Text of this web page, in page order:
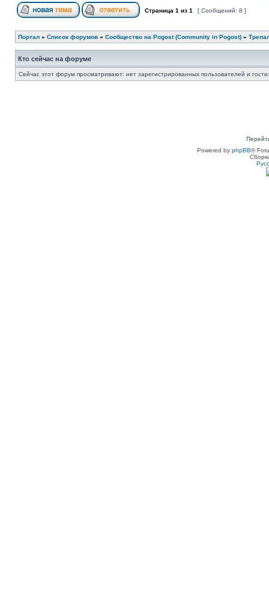
Страница 1 из 1 [ Сообщений: 8 ]
Портал » Список форумов » Сообщество на Pogost (Community in Pogost) »
Кто сейчас на форуме
Сейчас этот форум просматривают: нет зарегистрированных пользователей и
Powered by phpBB®